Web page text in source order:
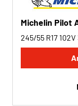
Michelin Pilot
245/55 R17 102V